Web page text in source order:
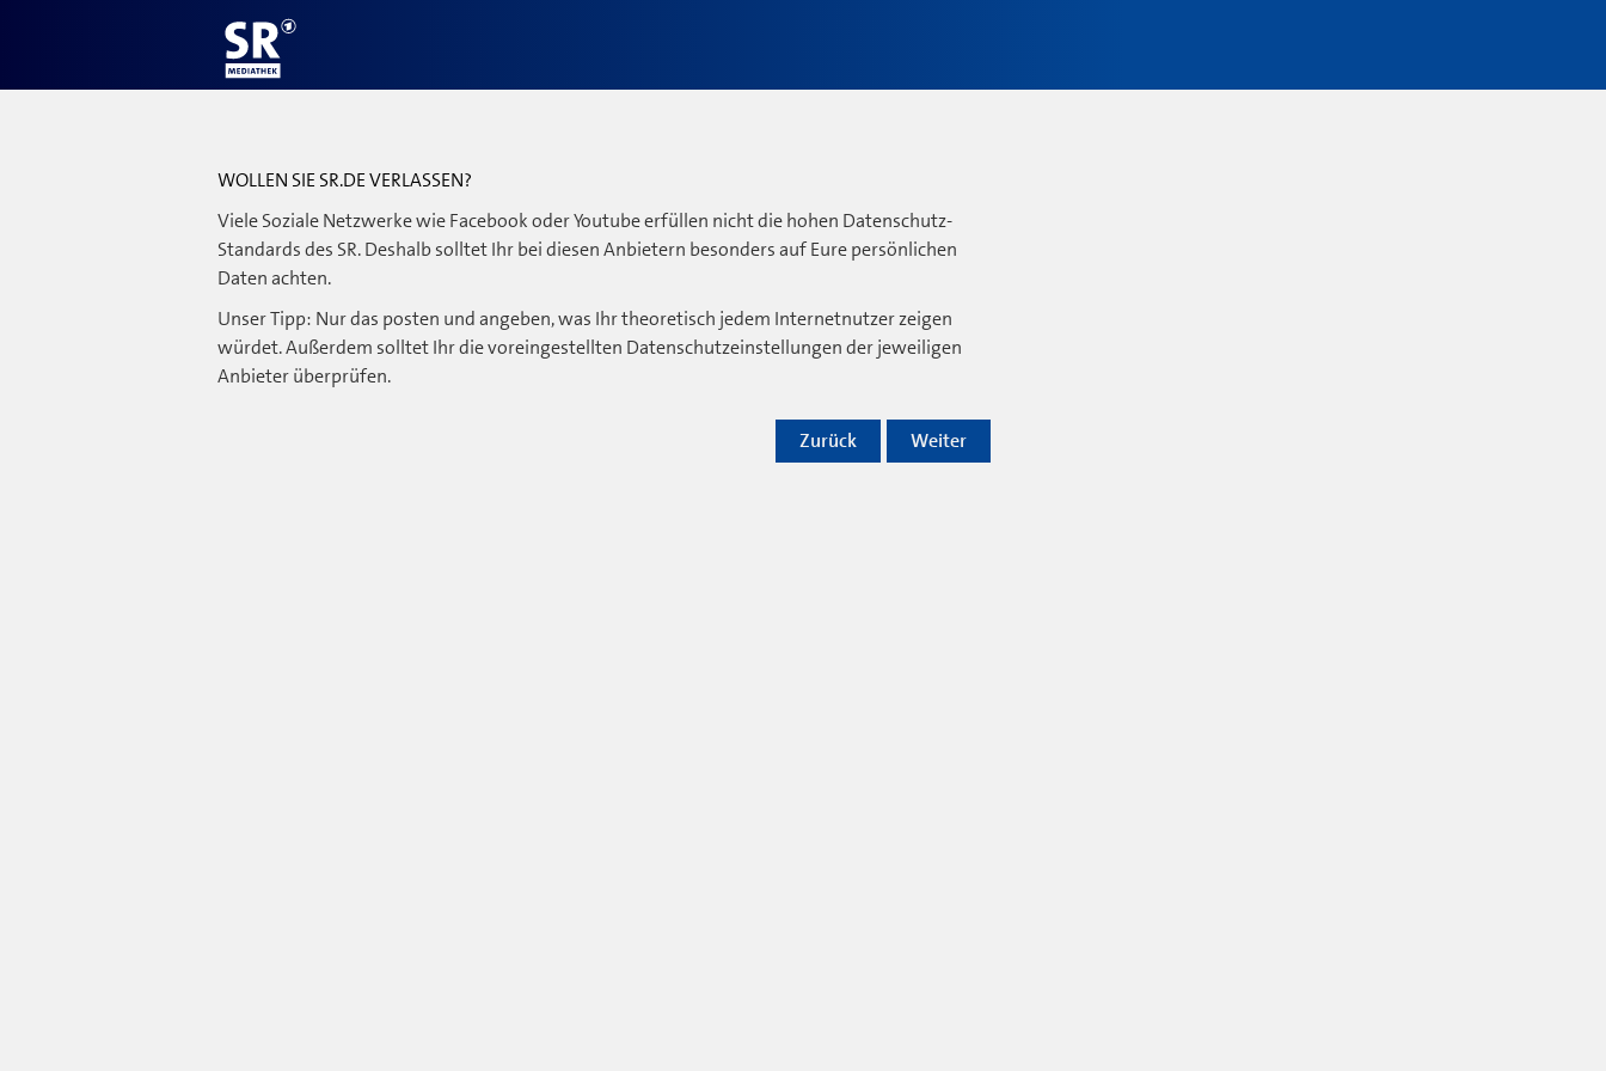
WOLLEN SIE SR.DE VERLASSEN?
Viele Soziale Netzwerke wie Facebook oder Youtube erfüllen nicht die hohen Datenschutz-
Standards des SR. Deshalb solltet Ihr bei diesen Anbietern besonders auf Eure persönlichen
Daten achten.
Unser Tipp: Nur das posten und angeben, was Ihr theoretisch jedem Internetnutzer zeigen
würdet. Außerdem solltet Ihr die voreingestellten Datenschutzeinstellungen der jeweiligen
Anbieter überprüfen.
Weiter
Zurück